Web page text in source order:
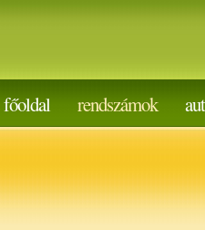
főoldal rendszámok